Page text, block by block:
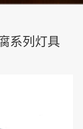
系列灯具